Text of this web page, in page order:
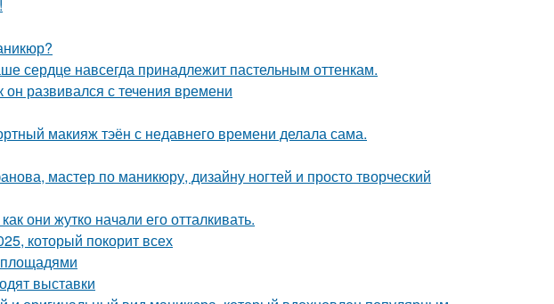
сердце навсегда принадлежит пастельным оттенкам.
развивался с течения времени
макияж тэён с недавнего времени делала сама.
мастер по маникюру, дизайну ногтей и просто творческий
они жутко начали его отталкивать.
который покорит всех
площадями
выставки